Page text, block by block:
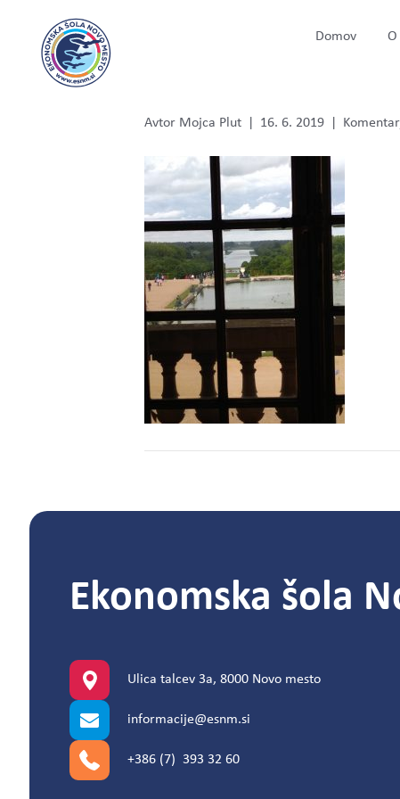
Domov O
Avtor Mojca Plut 16. 6. 2019
Ekonomska šola
Ulica talcev 3a, 8000 Novo mesto
informacije@esnm.si
+386 (7) 393 32 60